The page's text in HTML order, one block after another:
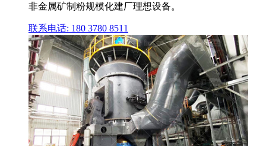
非金属矿制粉规模化建厂理想设备。
联系电话: 180 3780 8511